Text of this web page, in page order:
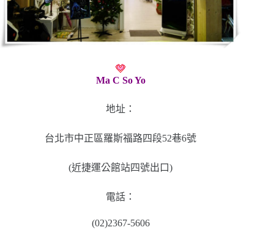
Ma C So Yo
地址：
台北市中正區羅斯福路四段52巷6號
(近捷運公館站四號出口)
電話：
(02)2367-5606